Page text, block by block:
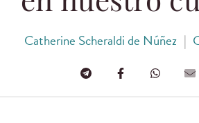
Catherine Scheraldi de Núñez |